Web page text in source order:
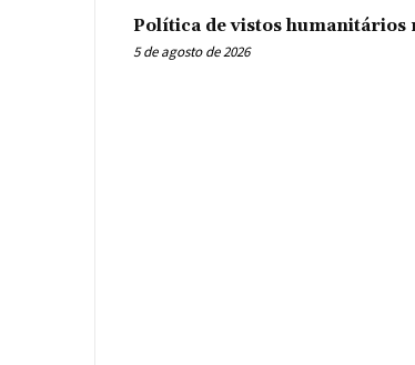
Política de vistos
5 de agosto de 2026